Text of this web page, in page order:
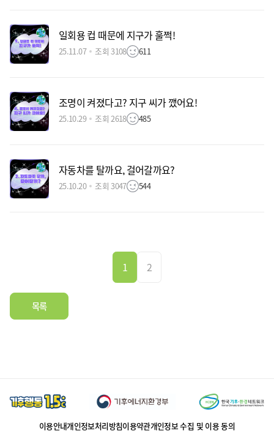
일회용 컵 때문에 지구가 훌쩍!
25.11.07 조회 3108 611
조명이 켜졌다고? 지구 씨가 깼어요!
25.10.29 조회 2618 485
자동차를 탈까요, 걸어갈까요?
25.10.20 조회 3047 544
1 2
목록
이용안내개인정보처리방침이용약관개인정보 수집 및 이용 동의